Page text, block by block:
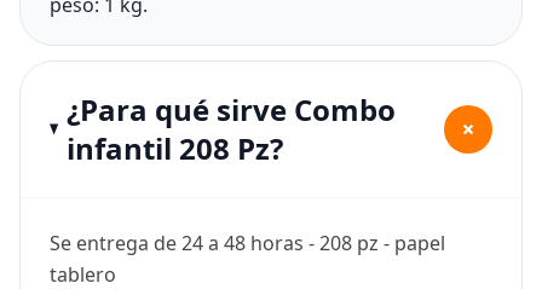
¿Para qué sirve Combo
infantil 208 Pz?
+
Se entrega de 24 a 48 horas - 208 pz - papel
tablero